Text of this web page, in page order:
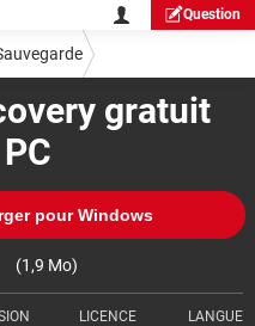
Question
gratuit
pour Windows
(1,9 Mo)
LICENCE LANGUE